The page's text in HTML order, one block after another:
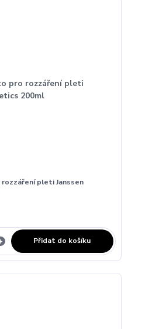
pleti Janssen
Přidat do košíku